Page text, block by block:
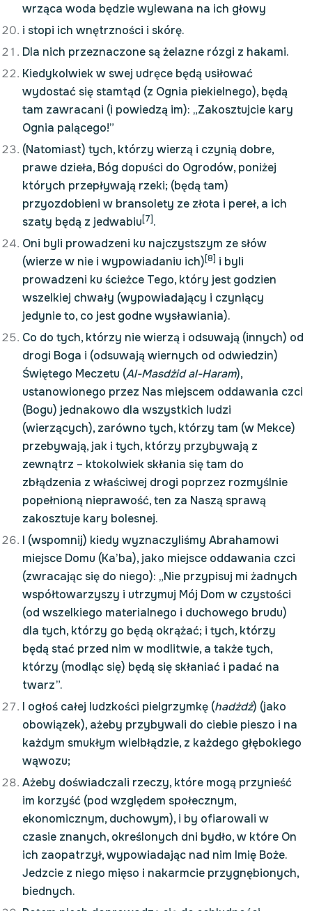
wrząca woda będzie wylewana na ich głowy
i stopi ich wnętrzności i skórę.
Dla nich przeznaczone są żelazne rózgi z hakami.
Kiedykolwiek w swej udręce będą usiłować
wydostać się stamtąd (z Ognia piekielnego), będą
tam zawracani (i powiedzą im): „Zakosztujcie kary
Ognia palącego!”
(Natomiast) tych, którzy wierzą i czynią dobre,
prawe dzieła, Bóg dopuści do Ogrodów, poniżej
których przepływają rzeki; (będą tam)
przyozdobieni w bransolety ze złota i pereł, a ich
szaty będą z jedwabiu[7].
Oni byli prowadzeni ku najczystszym ze słów
(wierze w nie i wypowiadaniu ich)[8] i byli
prowadzeni ku ścieżce Tego, który jest godzien
wszelkiej chwały (wypowiadający i czyniący
jedynie to, co jest godne wysławiania).
Co do tych, którzy nie wierzą i odsuwają (innych) od
drogi Boga i (odsuwają wiernych od odwiedzin)
Świętego Meczetu (Al-Masdżid al-Haram),
ustanowionego przez Nas miejscem oddawania czci
(Bogu) jednakowo dla wszystkich ludzi
(wierzących), zarówno tych, którzy tam (w Mekce)
przebywają, jak i tych, którzy przybywają z
zewnątrz – ktokolwiek skłania się tam do
zbłądzenia z właściwej drogi poprzez rozmyślnie
popełnioną nieprawość, ten za Naszą sprawą
zakosztuje kary bolesnej.
I (wspomnij) kiedy wyznaczyliśmy Abrahamowi
miejsce Domu (Ka’ba), jako miejsce oddawania czci
(zwracając się do niego): „Nie przypisuj mi żadnych
współtowarzyszy i utrzymuj Mój Dom w czystości
(od wszelkiego materialnego i duchowego brudu)
dla tych, którzy go będą okrążać; i tych, którzy
będą stać przed nim w modlitwie, a także tych,
którzy (modląc się) będą się skłaniać i padać na
twarz”.
I ogłoś całej ludzkości pielgrzymkę (hadżdż) (jako
obowiązek), ażeby przybywali do ciebie pieszo i na
każdym smukłym wielbłądzie, z każdego głębokiego
wąwozu;
Ażeby doświadczali rzeczy, które mogą przynieść
im korzyść (pod względem społecznym,
ekonomicznym, duchowym), i by ofiarowali w
czasie znanych, określonych dni bydło, w które On
ich zaopatrzył, wypowiadając nad nim Imię Boże.
Jedzcie z niego mięso i nakarmcie przygnębionych,
biednych.